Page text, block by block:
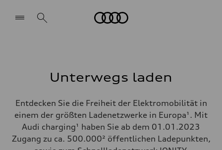
Unterwegs laden
Entdecken Sie die Freiheit der Elektromobilität in
einem der größten Ladenetzwerke in Europa¹. Mit
Audi charging¹ haben Sie ab dem 01.01.2023
Zugang zu ca. 500.000² öffentlichen Ladepunkten,